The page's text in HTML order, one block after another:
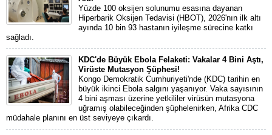
Yüzde 100 oksijen solunumu esasına dayanan
Hiperbarik Oksijen Tedavisi (HBOT), 2026'nın ilk altı
ayında 10 bin 93 hastanın iyileşme sürecine katkı
sağladı.
KDC'de Büyük Ebola Felaketi: Vakalar 4 Bini Aştı,
Virüste Mutasyon Şüphesi!
Kongo Demokratik Cumhuriyeti'nde (KDC) tarihin en
büyük ikinci Ebola salgını yaşanıyor. Vaka sayısının
4 bini aşması üzerine yetkililer virüsün mutasyona
uğramış olabileceğinden şüphelenirken, Afrika CDC
müdahale planını en üst seviyeye çıkardı.